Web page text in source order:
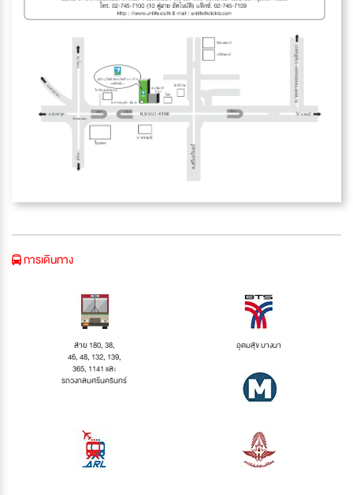
การเดินทาง
สาย 180, 38,
46, 48, 132, 139,
365, 1141 และ
รถวงกลมศรีนครินทร์
อุดมสุข บางนา